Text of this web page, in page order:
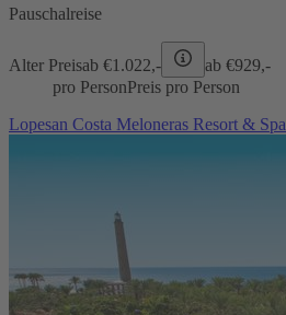
Pauschalreise
Alter Preisab €1.022,- ab €929,-
pro PersonPreis pro Person
Lopesan Costa Meloneras Resort & Spa